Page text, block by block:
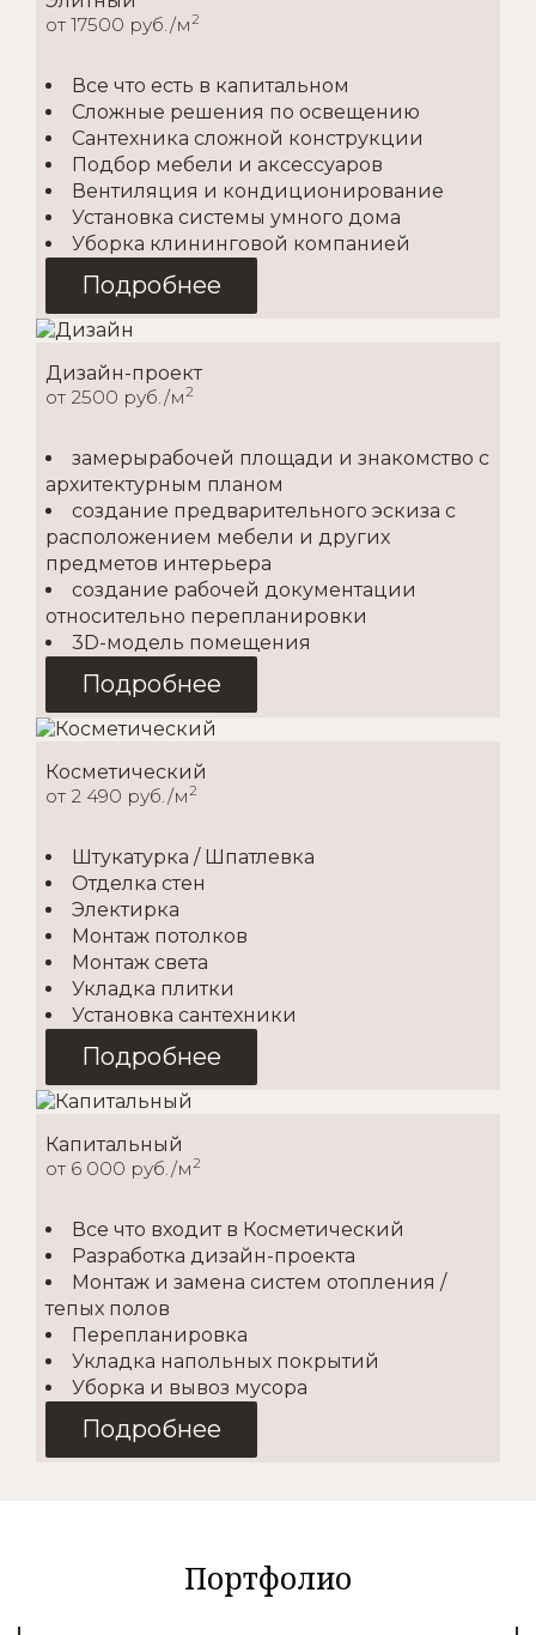
от 17500 руб./м2
Все что есть в капитальном
Сложные решения по освещению
Сантехника сложной конструкции
Подбор мебели и аксессуаров
Вентиляция и кондиционирование
Установка системы умного дома
Уборка клининговой компанией
Подробнее
Дизайн-проект
от 2500 руб./м2
замерырабочей площади и знакомство с
архитектурным планом
создание предварительного эскиза с
расположением мебели и других
предметов интерьера
создание рабочей документации
относительно перепланировки
3D-модель помещения
Подробнее
Косметический
от 2 490 руб./м2
Штукатурка / Шпатлевка
Отделка стен
Электирка
Монтаж потолков
Монтаж света
Укладка плитки
Установка сантехники
Подробнее
Капитальный
от 6 000 руб./м2
Все что входит в Косметический
Разработка дизайн-проекта
Монтаж и замена систем отопления /
тепых полов
Перепланировка
Укладка напольных покрытий
Уборка и вывоз мусора
Подробнее
Покупка материалов
Портфолио